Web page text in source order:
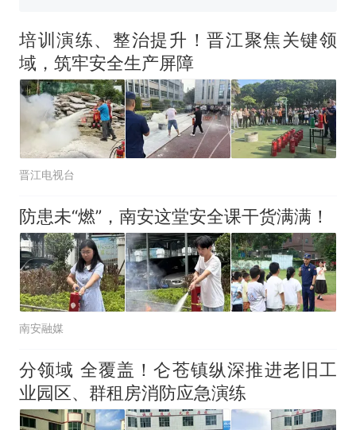
核查
官方通报
享界G9车型预售价公布：
43.98万起
热 那个在床头放菜刀的女孩，
因老师一句“跟我回家”改写了
人生
培训演练、整治提升！晋江聚焦关键领
域，筑牢安全生产屏障
晋江电视台
防患未“燃”，南安这堂安全课干货满满！
南安融媒
分领域 全覆盖！仑苍镇纵深推进老旧工
业园区、群租房消防应急演练